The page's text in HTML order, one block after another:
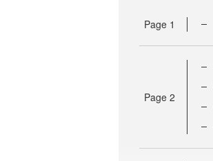
Page 1
Page 2